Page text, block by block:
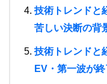
技術トレンドと
苦しい決断の背
技術トレンドと
EV・第一波が